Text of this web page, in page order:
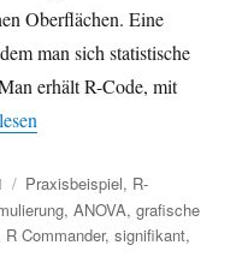
Oberflächen. Eine
man sich statistische
erhält R-Code, mit
mit R leicht gemacht: Der R
Kategorien
Praxisbeispiel, R-
,ANOVA,grafische
R Commander,signifikant,